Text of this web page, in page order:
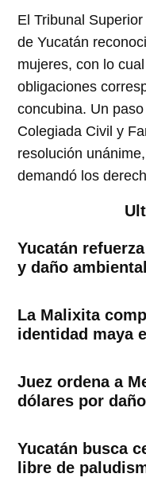
El Tribunal
de Yucatán
mujeres, con lo
obligaciones
concubina. Un
Colegiada Civil y
resolución
demandó los
Yucatán
y daño
La Malixita
identidad maya
Juez ordena a
dólares por
Yucatán busca
libre de